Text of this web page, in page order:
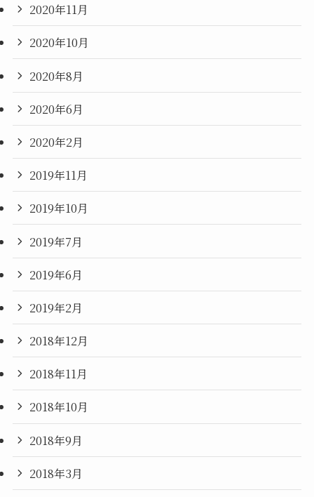
2020年11月
2020年10月
2020年8月
2020年6月
2020年2月
2019年11月
2019年10月
2019年7月
2019年6月
2019年2月
2018年12月
2018年11月
2018年10月
2018年9月
2018年3月